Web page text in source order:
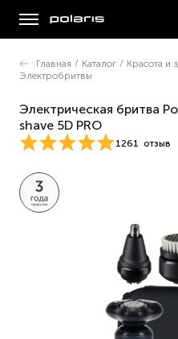
Главная / Каталог / Красота и
Электробритвы
Электрическая бритва
shave 5D PRO
1261 отзыв